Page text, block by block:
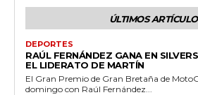
ÚLTIMOS
DEPORTES
RAÚL FERNÁNDEZ GANA EN
EL LIDERATO DE MARTÍN
El Gran Premio de Gran Bretaña de
domingo con Raúl Fernández...